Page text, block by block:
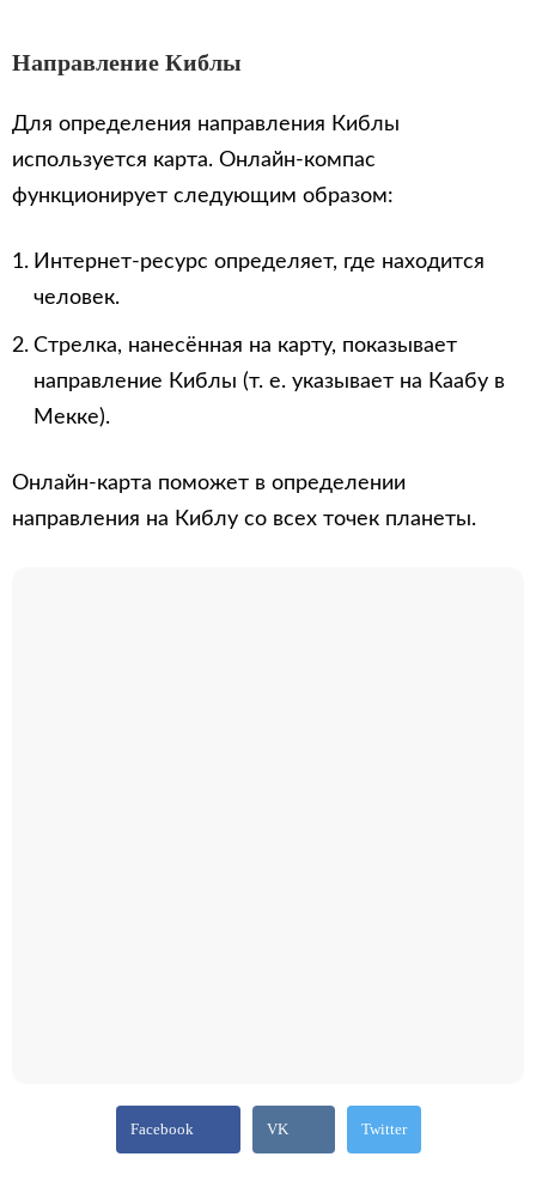
Направление Киблы
Для определения направления Киблы
используется карта. Онлайн-компас
функционирует следующим образом:
Интернет-ресурс определяет, где находится
человек.
Стрелка, нанесённая на карту, показывает
направление Киблы (т. е. указывает на Каабу в
Мекке).
Онлайн-карта поможет в определении
направления на Киблу со всех точек планеты.
Facebook VK Twitter